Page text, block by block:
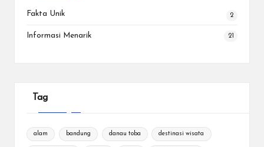
Fakta Unik 2
Informasi Menarik 21
Tag
alam bandung danau toba destinasi wisata